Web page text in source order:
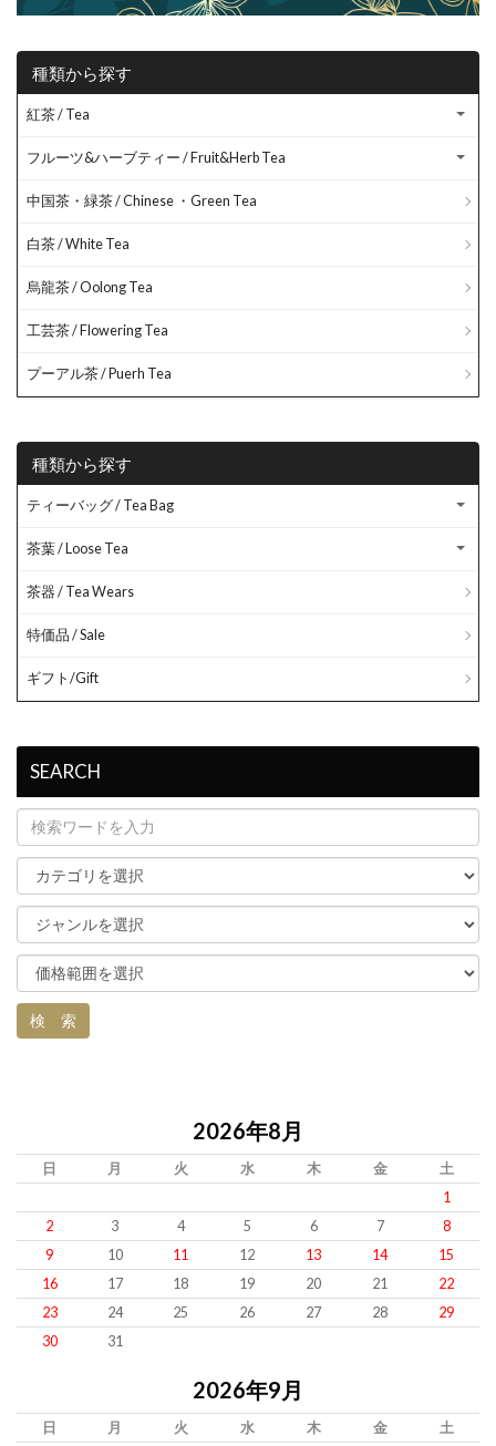
種類から探す
紅茶 / Tea
フルーツ&ハーブティー / Fruit&Herb Tea
中国茶・緑茶 / Chinese ・Green Tea
白茶 / White Tea
烏龍茶 / Oolong Tea
工芸茶 / Flowering Tea
プーアル茶 / Puerh Tea
種類から探す
ティーバッグ / Tea Bag
茶葉 / Loose Tea
茶器 / Tea Wears
特価品 / Sale
ギフト/Gift
SEARCH
2026年8月
日 月 火 水 木 金
土
1
2
3 4 5 6 7
8
9
10 11 12 13 14
15
16
17 18 19 20 21
22
23
24 25 26 27 28
29
30
31
2026年9月
日 月 火 水 木 金
土